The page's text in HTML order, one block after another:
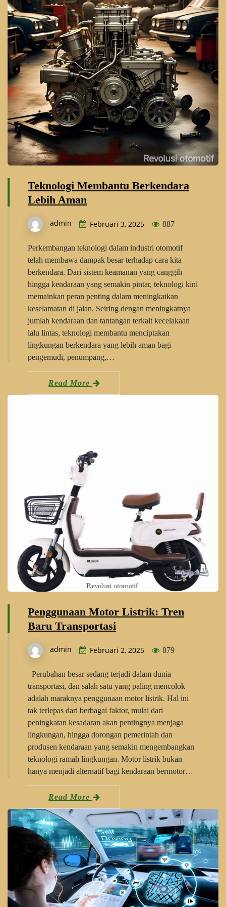
Teknologi Membantu Berkendara
Lebih Aman
admin Februari 3, 2025 887
Perkembangan teknologi dalam industri otomotif
telah membawa dampak besar terhadap cara kita
berkendara. Dari sistem keamanan yang canggih
hingga kendaraan yang semakin pintar, teknologi kini
memainkan peran penting dalam meningkatkan
keselamatan di jalan. Seiring dengan meningkatnya
jumlah kendaraan dan tantangan terkait kecelakaan
lalu lintas, teknologi membantu menciptakan
lingkungan berkendara yang lebih aman bagi
pengemudi, penumpang,…
Read More
Penggunaan Motor Listrik: Tren
Baru Transportasi
admin Februari 2, 2025 879
Perubahan besar sedang terjadi dalam dunia
transportasi, dan salah satu yang paling mencolok
adalah maraknya penggunaan motor listrik. Hal ini
tak terlepas dari berbagai faktor, mulai dari
peningkatan kesadaran akan pentingnya menjaga
lingkungan, hingga dorongan pemerintah dan
produsen kendaraan yang semakin mengembangkan
teknologi ramah lingkungan. Motor listrik bukan
hanya menjadi alternatif bagi kendaraan bermotor…
Read More